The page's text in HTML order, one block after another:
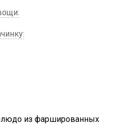
из фаршированных